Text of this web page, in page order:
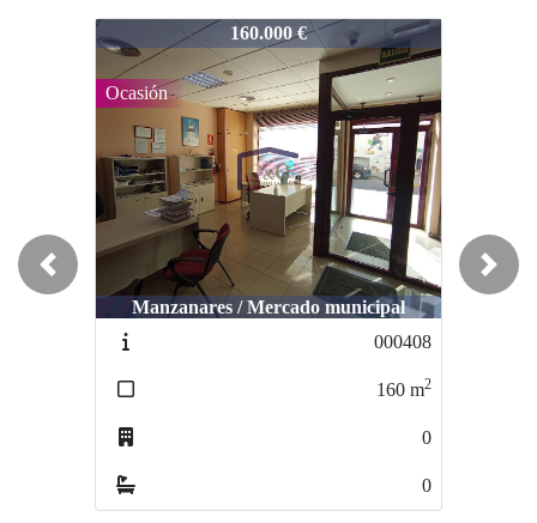
202318
160.000 €
Manzanares / Mercado municipal
Ocasión
000408
m2
202318 280.000 €
Manzanares / La vereda
Previous Next